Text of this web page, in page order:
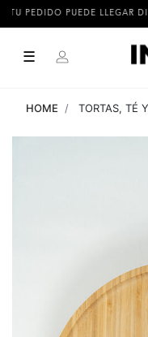
PEDIDO PUEDE LLEGAR
☰
HOME TORTAS, TÉ